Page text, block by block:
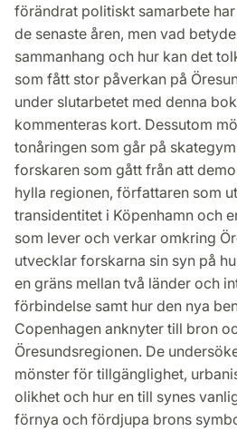
förändrat politiskt samarbete
de senaste åren, men vad
sammanhang och hur kan det
som fått stor påverkan på
under slutarbetet med denna
kommenteras kort. Dessutom
tonåringen som går på
forskaren som gått från att
hylla regionen, författaren som
transidentitet i Köpenhamn och
som lever och verkar omkring
utvecklar forskarna sin syn på
en gräns mellan två länder och
förbindelse samt hur den nya
Copenhagen anknyter till bron
Öresundsregionen. De
mönster för tillgänglighet,
olikhet och hur en till synes
förnya och fördjupa brons